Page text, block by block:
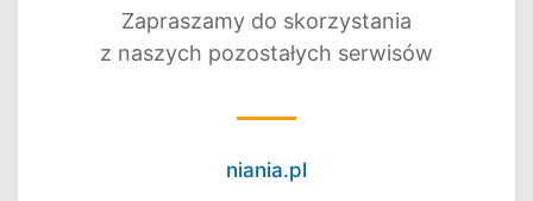
Zapraszamy do skorzystania
z naszych pozostałych serwisów
niania.pl